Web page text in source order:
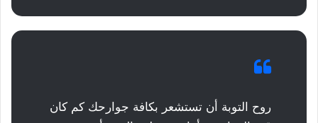
روح التوبة أن تستشعر بكافة جوارحك كم كان